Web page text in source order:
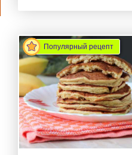
Популярный рецепт